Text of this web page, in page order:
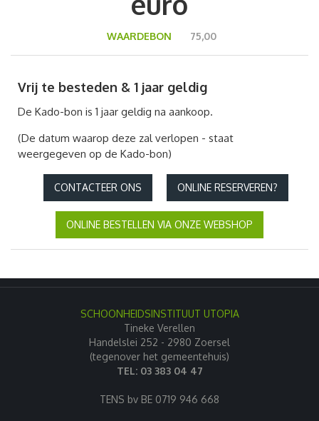
WAARDEBON 75,00
Vrij te besteden & 1 jaar geldig
De Kado-bon is 1 jaar geldig na aankoop.
(De datum waarop deze zal verlopen - staat
weergegeven op de Kado-bon)
CONTACTEER ONS ONLINE RESERVEREN?
ONLINE BESTELLEN VIA ONZE WEBSHOP
SCHOONHEIDSINSTITUUT UTOPIA
Tineke Verellen
Handelslei 252 - 2980 Zoersel
(tegenover het gemeentehuis)
TEL: 03 383 04 47
TENS bv BE 0719 946 668